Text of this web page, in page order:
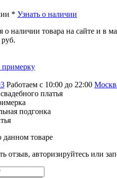
* Узнать о наличии
наличии товара на сайте и в
примерку
Работаем с 10:00 до 22:00
платья
подгонка
данном товаре
отзыв, авторизируйтесь или